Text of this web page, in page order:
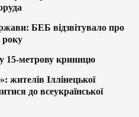
БЕБ відзвітувало про
року
15-метрову криницю
жителів Іллінецької
до всеукраїнської